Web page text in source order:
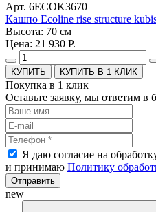
Арт. 6ECOK3670
Кашпо Ecoline rise structure
Высота: 70 см
Цена: 21 930 Р.
КУПИТЬ В 1 КЛИК
Покупка в 1 клик
Оставьте заявку, мы ответим в
Я даю согласие на
и принимаю Политику
Отправить
new